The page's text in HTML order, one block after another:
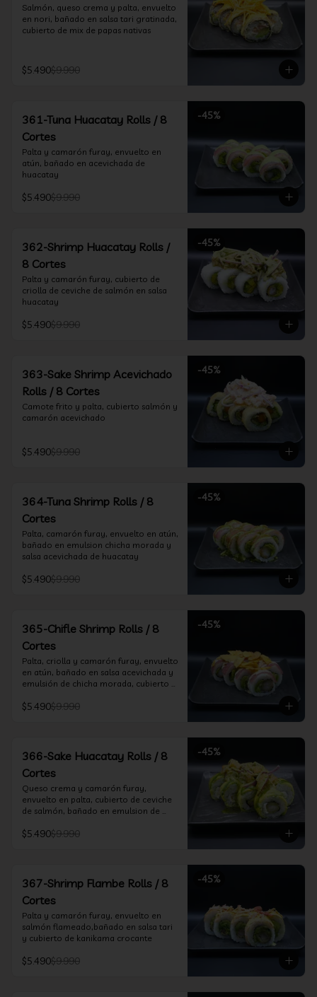
Salmón, queso crema y palta, envuelto
en nori, bañado en salsa tari gratinada,
cubierto de mix de papas nativas
$5.490$9.990
-45%
361-Tuna Huacatay Rolls / 8
Cortes
Palta y camarón furay, envuelto en
atún, bañado en acevichada de
huacatay
$5.490$9.990
-45%
362-Shrimp Huacatay Rolls /
8 Cortes
Palta y camarón furay, cubierto de
criolla de ceviche de salmón en salsa
huacatay
$5.490$9.990
-45%
363-Sake Shrimp Acevichado
Rolls / 8 Cortes
Camote frito y palta, cubierto salmón y
camarón acevichado
$5.490$9.990
-45%
364-Tuna Shrimp Rolls / 8
Cortes
Palta, camarón furay, envuelto en atún,
bañado en emulsion chicha morada y
salsa acevichada de huacatay
$5.490$9.990
-45%
365-Chifle Shrimp Rolls / 8
Cortes
Palta, criolla y camarón furay, envuelto
en atún, bañado en salsa acevichada y
emulsión de chicha morada, cubierto
$5.490$9.990
-45%
366-Sake Huacatay Rolls / 8
Cortes
Queso crema y camarón furay,
envuelto en palta, cubierto de ceviche
de salmón, bañado en emulsion de
$5.490$9.990
-45%
367-Shrimp Flambe Rolls / 8
Cortes
Palta y camarón furay, envuelto en
salmón flameado,bañado en salsa tari
y cubierto de kanikama crocante
$5.490$9.990